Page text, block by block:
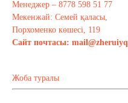
Менеджер – 8778 598 51 77
Мекенжай: Семей қаласы,
Порхоменко көшесі, 119
Сайт почтасы:
Жоба туралы